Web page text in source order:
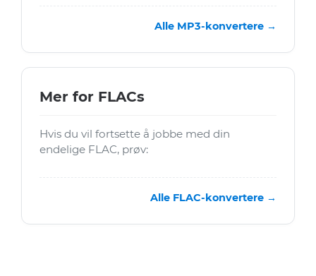
Alle MP3-konvertere →
Mer for FLACs
Hvis du vil fortsette å jobbe med din
endelige FLAC, prøv:
Alle FLAC-konvertere →